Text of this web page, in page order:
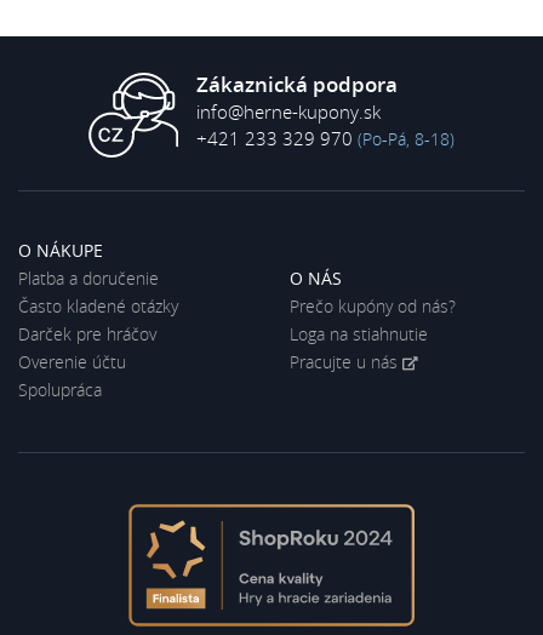
Zákaznická podpora
info@herne-kupony.sk
+421 233 329 970 (Po-Pá, 8-18)
O NÁKUPE
Platba a doručenie
Často kladené otázky
Darček pre hráčov
Overenie účtu
Spolupráca
O NÁS
Prečo kupóny od nás?
Loga na stiahnutie
Pracujte u nás